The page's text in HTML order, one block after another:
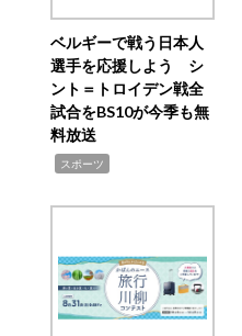
ベルギーで戦う日本人
選手を応援しよう シ
ント＝トロイデン戦全
試合をBS10が今季も無
料放送
スポーツ